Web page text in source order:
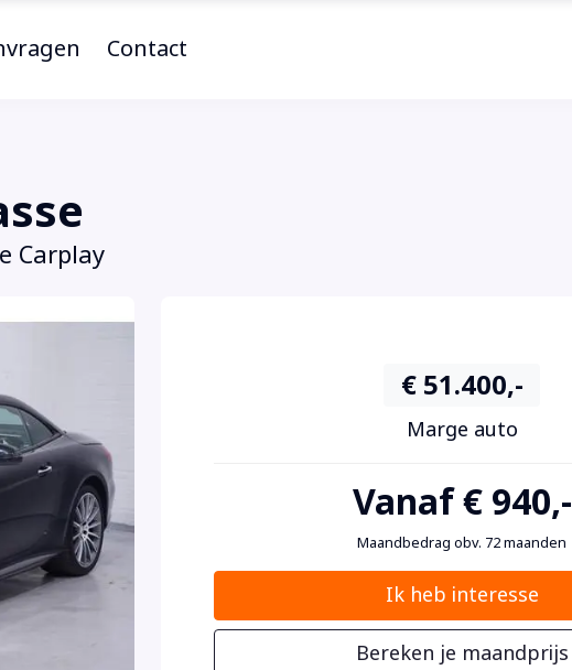
Contact
Carplay
€ 51.400,-
Marge auto
Vanaf € 940,-
Maandbedrag obv. 72 maanden
Ik heb interesse
Bereken je maandprijs